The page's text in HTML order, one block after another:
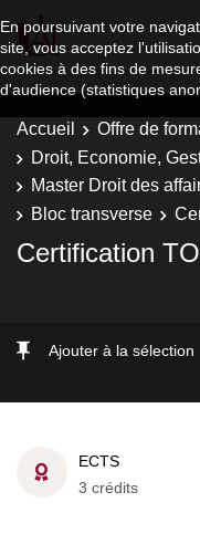
En poursuivant votre
site, vous acceptez
cookies à des fins de
d'audience (statistiques
Accueil Offre de
Droit, Economie,
Master Droit des
Bloc transverse
Certification
Ajouter à la sélection
ECTS
3 crédits